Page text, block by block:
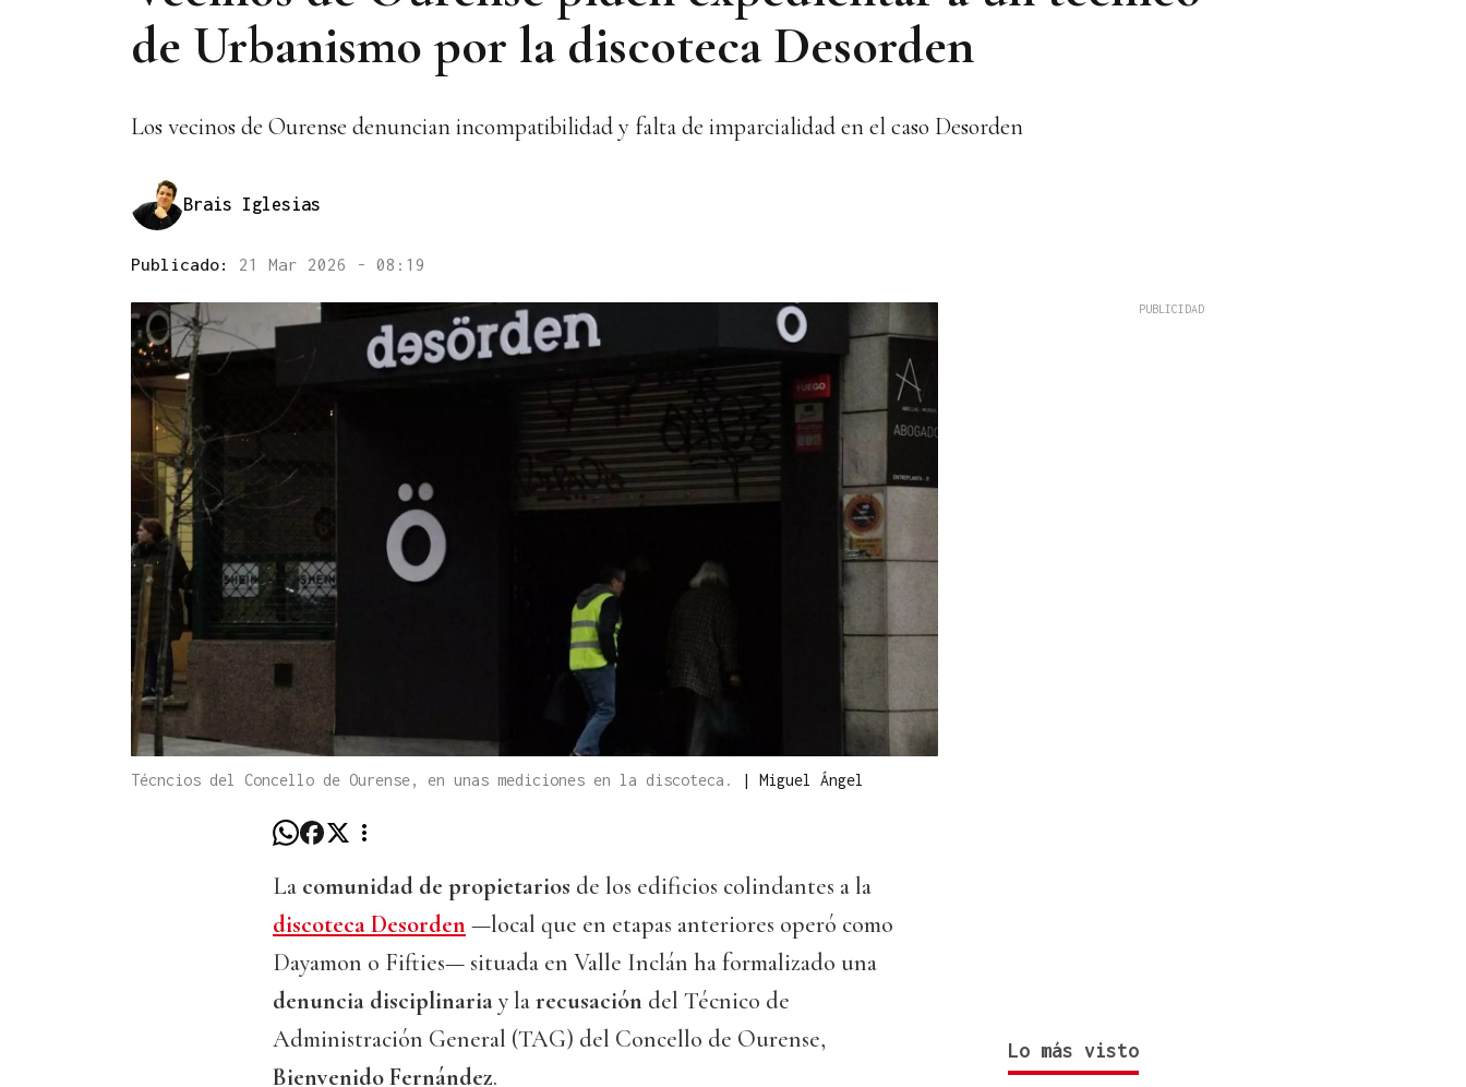
de Urbanismo por la discoteca Desorden
Los vecinos de Ourense denuncian incompatibilidad y falta de imparcialidad en el caso Desorden
Brais Iglesias
Publicado: 21 Mar 2026 - 08:19
Técncios del Concello de Ourense, en unas mediciones en la discoteca. | Miguel Ángel
La comunidad de propietarios de los edificios colindantes a la
discoteca Desorden —local que en etapas anteriores operó como
Dayamon o Fifties— situada en Valle Inclán ha formalizado una
denuncia disciplinariay larecusación del Técnico de
Administración General (TAG) del Concello de Ourense,
Bienvenido Fernández.
Lo más visto